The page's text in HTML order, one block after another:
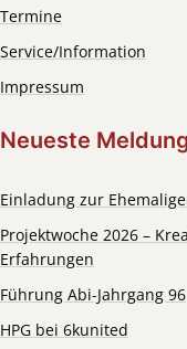
Termine
Service/Information
Impressum
Neueste
Einladung zur
Projektwoche 2026 –
Erfahrungen
Führung Abi-Jahrgang 96
HPG bei 6kunited